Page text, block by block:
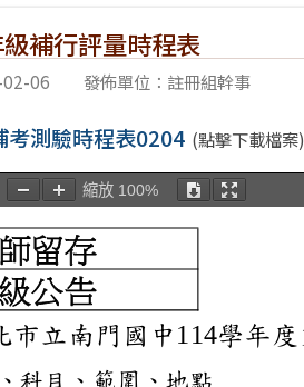
補行評量時程表
02-06 發佈單位：註冊組幹事
考測驗時程表0204 (點擊下載檔案)
縮放 100%